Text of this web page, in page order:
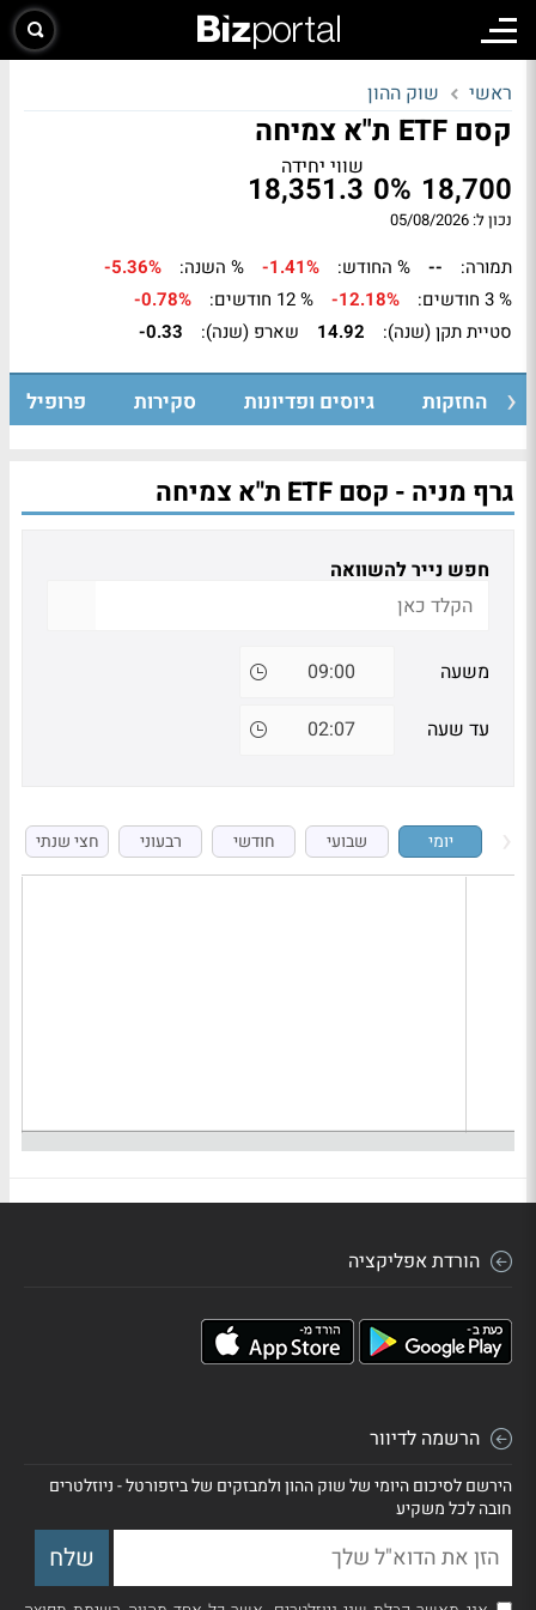
ראשי שוק ההון
קסם ETF ת"א צמיחה
18,700
0%
שווי יחידה
18,351.3
נכון ל: 05/08/2026
תמורה: -- % החודש: -1.41% % השנה:
-5.36%
% 3 חודשים:
-12.18% % 12 חודשים:
-0.78%
סטיית תקן (שנה):
14.92 שארפ (שנה): -0.33
החזקות גיוסים ופדיונות סקירות פרופיל
גרף מניה - קסם ETF ת"א צמיחה
חפש נייר להשוואה
משעה
עד שעה
יומי שבועי חודשי רבעוני חצי שנתי
הורדת אפליקציה
הרשמה לדיוור
הירשם לסיכום היומי של שוק ההון ולמבזקים של ביזפורטל - ניוזלטרים
חובה לכל משקיע